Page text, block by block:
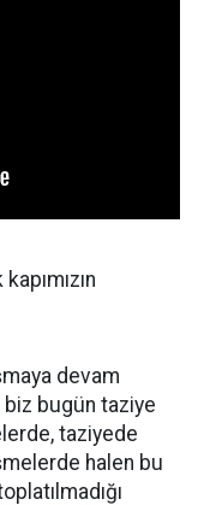
devam
biz bugün taziye
taziyede
halen bu